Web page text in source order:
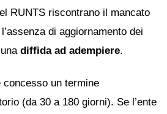
RUNTS riscontrano il mancato
di aggiornamento dei
diffida ad adempiere.
un termine
(da 30 a 180 giorni). Se l’ente